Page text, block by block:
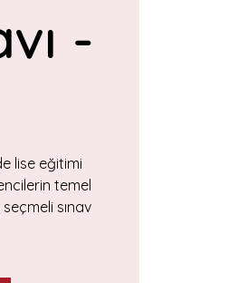
-
lise eğitimi
temel
sınav